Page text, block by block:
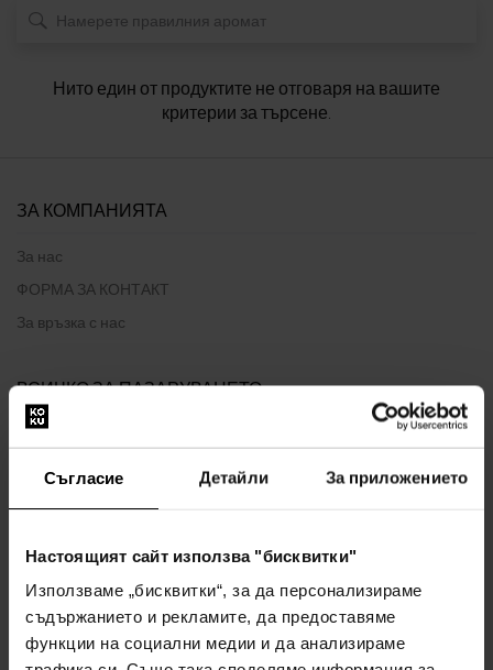
Съгласие Детайли За приложението
Настоящият сайт използва "бисквитки"
Използваме „бисквитки“, за да персонализираме
съдържанието и рекламите, да предоставяме
функции на социални медии и да анализираме
Нито един от продуктите не отговаря на вашите
критерии за търсене.
ЗА КОМПАНИЯТА
За нас
ФОРМА ЗА КОНТАКТ
За връзка с нас
ВСИЧКО ЗА ПАЗАРУВАНЕТО
Програма за лоялност
Общи правила и условия
Начин на доставка
Кога ще получа поръчаните стоки?
Защо парфюми и часовници от нас?
Какво е тестер за парфюми?